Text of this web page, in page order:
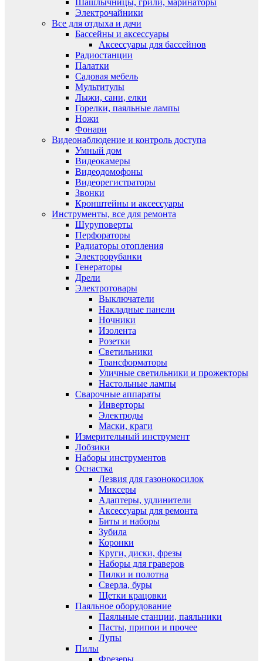
Шашлычницы, грили, маринаторы
Электрочайники
Все для отдыха и дачи
Бассейны и аксессуары
Аксессуары для бассейнов
Радиостанции
Палатки
Садовая мебель
Мультитулы
Лыжи, сани, елки
Горелки, паяльные лампы
Ножи
Фонари
Видеонаблюдение и контроль доступа
Умный дом
Видеокамеры
Видеодомофоны
Видеорегистраторы
Звонки
Кронштейны и аксессуары
Инструменты, все для ремонта
Шуруповерты
Перфораторы
Радиаторы отопления
Электрорубанки
Генераторы
Дрели
Электротовары
Выключатели
Накладные панели
Ночники
Изолента
Розетки
Светильники
Трансформаторы
Уличные светильники и прожекторы
Настольные лампы
Сварочные аппараты
Инверторы
Электроды
Маски, краги
Измерительный инструмент
Лобзики
Наборы инструментов
Оснастка
Лезвия для газонокосилок
Миксеры
Адаптеры, удлинители
Аксессуары для ремонта
Биты и наборы
Зубила
Коронки
Круги, диски, фрезы
Наборы для граверов
Пилки и полотна
Сверла, буры
Щетки крацовки
Паяльное оборудование
Паяльные станции, паяльники
Пасты, припои и прочее
Лупы
Пилы
Фрезеры